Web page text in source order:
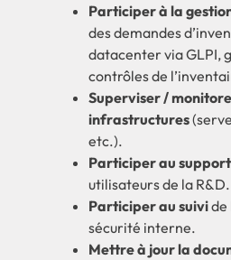
Participer à la
des demandes
datacenter via GLPI,
contrôles de
Superviser /
infrastructures
etc.).
Participer au support
utilisateurs de la R&D.
Participer au suivide
sécurité interne.
Mettre à jour la